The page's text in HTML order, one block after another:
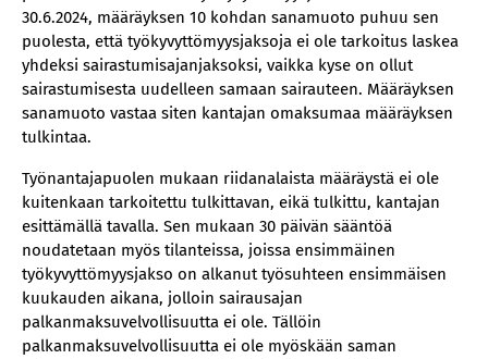
30.6.2024, määräyksen 10 kohdan sanamuoto puhuu sen
puolesta, että työkyvyttömyysjaksoja ei ole tarkoitus laskea
yhdeksi sairastumisajanjaksoksi, vaikka kyse on ollut
sairastumisesta uudelleen samaan sairauteen. Määräyksen
sanamuoto vastaa siten kantajan omaksumaa määräyksen
tulkintaa.
Työnantajapuolen mukaan riidanalaista määräystä ei ole
kuitenkaan tarkoitettu tulkittavan, eikä tulkittu, kantajan
esittämällä tavalla. Sen mukaan 30 päivän sääntöä
noudatetaan myös tilanteissa, joissa ensimmäinen
työkyvyttömyysjakso on alkanut työsuhteen ensimmäisen
kuukauden aikana, jolloin sairausajan
palkanmaksuvelvollisuutta ei ole. Tällöin
palkanmaksuvelvollisuutta ei ole myöskään saman